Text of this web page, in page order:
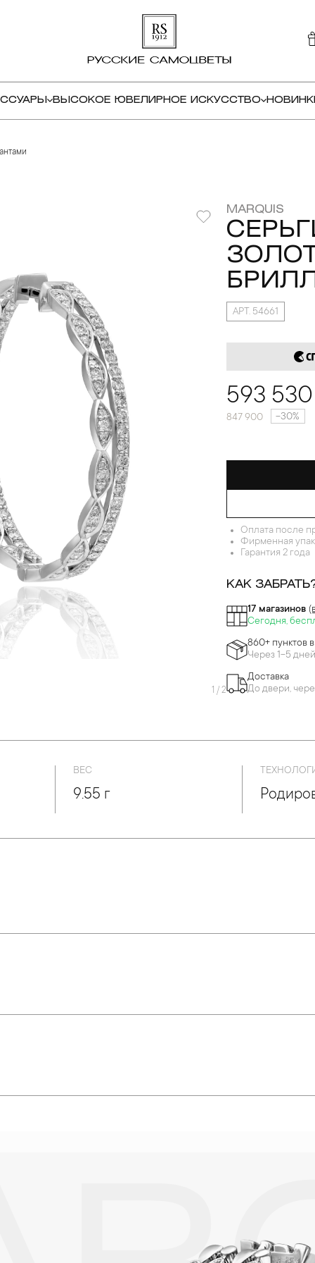
ВЫСОКОЕ ЮВЕЛИРНОЕ ИСКУССТВО
1 / 2
MARQUIS
АРТ. 54661
593
847 900 -30%
Оплата после
Фирменная
Гарантия 2 года
КАК
17 магазинов
Сегодня,
860+ пунктов
Через 1-5 дней
Доставка
До двери,
ВЕС
9.55 г